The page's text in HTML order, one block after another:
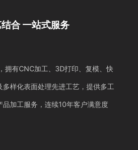
合 一站式服务
拥有CNC加工、3D打印、复模、快
样化表面处理先进工艺，提供多工
品加工服务，连续10年客户满意度